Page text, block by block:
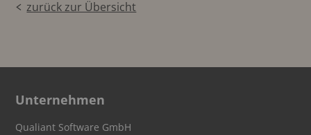
zurück zur Übersicht
Unternehmen
Qualiant Software GmbH